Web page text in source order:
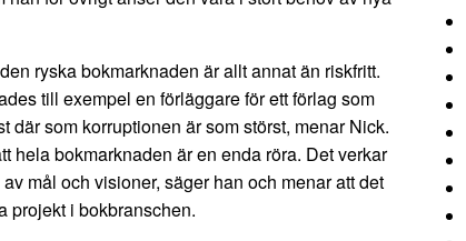
ryska bokmarknaden är allt annat än riskfritt.
till exempel en förläggare för ett förlag som
där som korruptionen är som störst, menar Nick.
hela bokmarknaden är en enda röra. Det verkar
mål och visioner, säger han och menar att det
projekt i bokbranschen.